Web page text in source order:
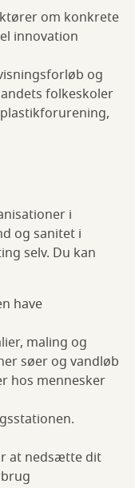
om konkrete
innovation
og
folkeskoler
i
og sanitet i
selv. Du kan
have
maling og
søer og vandløb
hos mennesker
at nedsætte dit